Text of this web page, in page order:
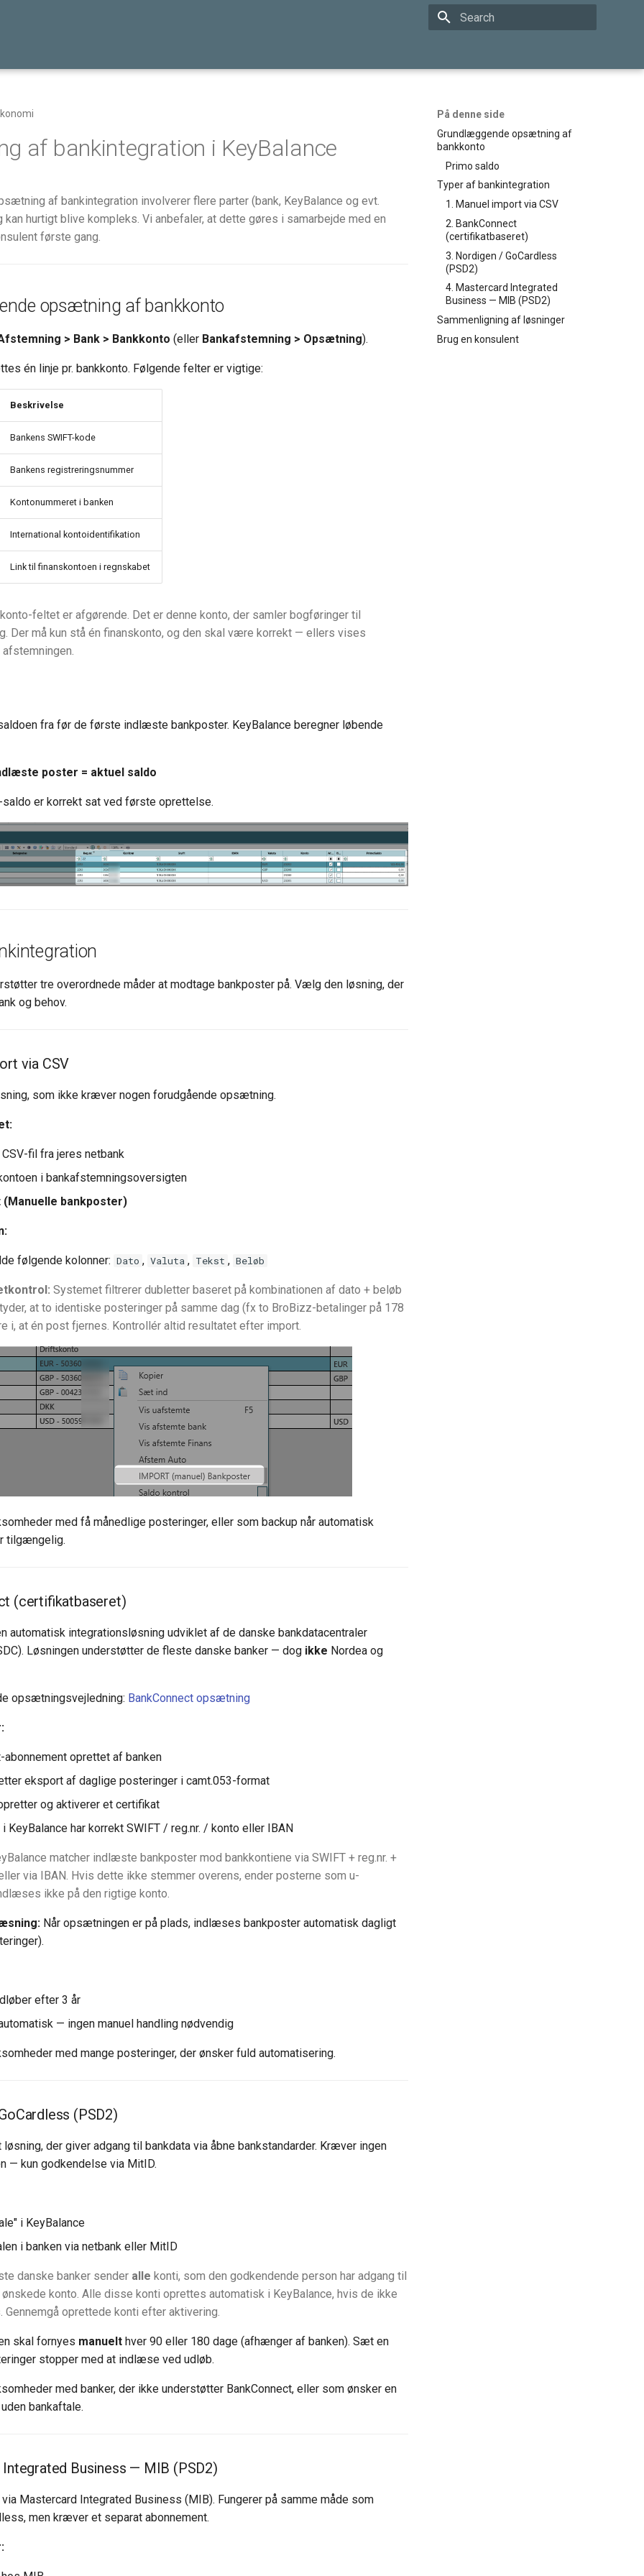
På denne side
Grundlæggende opsætning af
bankkonto
Primo saldo
Typer af bankintegration
1. Manuel import via CSV
2. BankConnect
(certifikatbaseret)
3. Nordigen / GoCardless
(PSD2)
4. Mastercard Integrated
Business — MIB (PSD2)
Sammenligning af løsninger
Brug en konsulent
af bankintegration i KeyBalance
af bankintegration involverer flere parter (bank, KeyBalance og evt.
kan hurtigt blive kompleks. Vi anbefaler, at dette gøres i samarbejde med en
første gang.
opsætning af bankkonto
> Bank > Bankkonto (eller Bankafstemning > Opsætning).
én linje pr. bankkonto. Følgende felter er vigtige:
Beskrivelse
Bankens SWIFT-kode
Bankens registreringsnummer
Kontonummeret i banken
International kontoidentifikation
Link til finanskontoen i regnskabet
feltet er afgørende. Det er denne konto, der samler bogføringer til
Der må kun stå én finanskonto, og den skal være korrekt — ellers vises
fra før de første indlæste bankposter. KeyBalance beregner løbende
poster = aktuel saldo
er korrekt sat ved første oprettelse.
tre overordnede måder at modtage bankposter på. Vælg den løsning, der
og behov.
via CSV
som ikke kræver nogen forudgående opsætning.
CSV-fil fra jeres netbank
i bankafstemningsoversigten
(Manuelle bankposter)
følgende kolonner: Dato , Valuta , Tekst , Beløb
Systemet filtrerer dubletter baseret på kombinationen af dato + beløb
at to identiske posteringer på samme dag (fx to BroBizz-betalinger på 178
i, at én post fjernes. Kontrollér altid resultatet efter import.
med få månedlige posteringer, eller som backup når automatisk
tilgængelig.
(certifikatbaseret)
automatisk integrationsløsning udviklet af de danske bankdatacentraler
Løsningen understøtter de fleste danske banker — dog ikke Nordea og
opsætningsvejledning: BankConnect opsætning
abonnement oprettet af banken
eksport af daglige posteringer i camt.053-format
og aktiverer et certifikat
i KeyBalance har korrekt SWIFT / reg.nr. / konto eller IBAN
matcher indlæste bankposter mod bankkontiene via SWIFT + reg.nr. +
via IBAN. Hvis dette ikke stemmer overens, ender posterne som u-
ikke på den rigtige konto.
Når opsætningen er på plads, indlæses bankposter automatisk dagligt
efter 3 år
— ingen manuel handling nødvendig
med mange posteringer, der ønsker fuld automatisering.
(PSD2)
løsning, der giver adgang til bankdata via åbne bankstandarder. Kræver ingen
— kun godkendelse via MitID.
i KeyBalance
i banken via netbank eller MitID
danske banker sender alle konti, som den godkendende person har adgang til
konto. Alle disse konti oprettes automatisk i KeyBalance, hvis de ikke
Gennemgå oprettede konti efter aktivering.
skal fornyes manuelt hver 90 eller 180 dage (afhænger af banken). Sæt en
stopper med at indlæse ved udløb.
med banker, der ikke understøtter BankConnect, eller som ønsker en
bankaftale.
Business — MIB (PSD2)
via Mastercard Integrated Business (MIB). Fungerer på samme måde som
men kræver et separat abonnement.